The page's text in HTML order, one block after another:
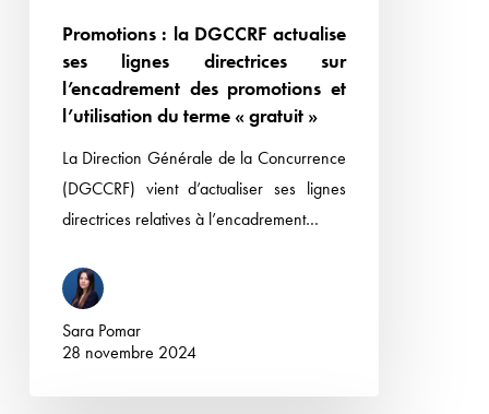
promotions
l’utilisation
terme
« gratuit »
Promotions : la DGCCRF actualise
ses lignes directrices sur
l’encadrement des promotions et
l’utilisation du terme « gratuit »
La Direction Générale de la Concurrence
(DGCCRF) vient d’actualiser ses lignes
directrices relatives à l’encadrement…
Sara Pomar
28 novembre 2024